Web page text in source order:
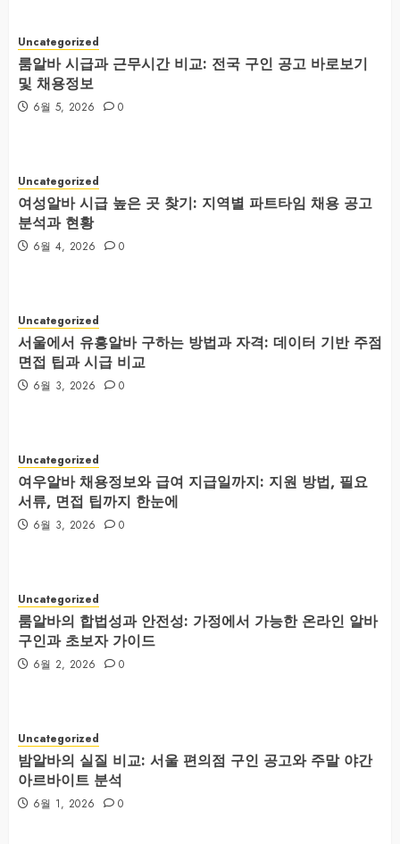
Uncategorized
룸알바 시급과 근무시간 비교: 전국 구인 공고 바로보기
및 채용정보
6월 5, 2026 0
Uncategorized
여성알바 시급 높은 곳 찾기: 지역별 파트타임 채용 공고
분석과 현황
6월 4, 2026 0
Uncategorized
서울에서 유흥알바 구하는 방법과 자격: 데이터 기반 주점
면접 팁과 시급 비교
6월 3, 2026 0
Uncategorized
여우알바 채용정보와 급여 지급일까지: 지원 방법, 필요
서류, 면접 팁까지 한눈에
6월 3, 2026 0
Uncategorized
룸알바의 합법성과 안전성: 가정에서 가능한 온라인 알바
구인과 초보자 가이드
6월 2, 2026 0
Uncategorized
밤알바의 실질 비교: 서울 편의점 구인 공고와 주말 야간
아르바이트 분석
6월 1, 2026 0